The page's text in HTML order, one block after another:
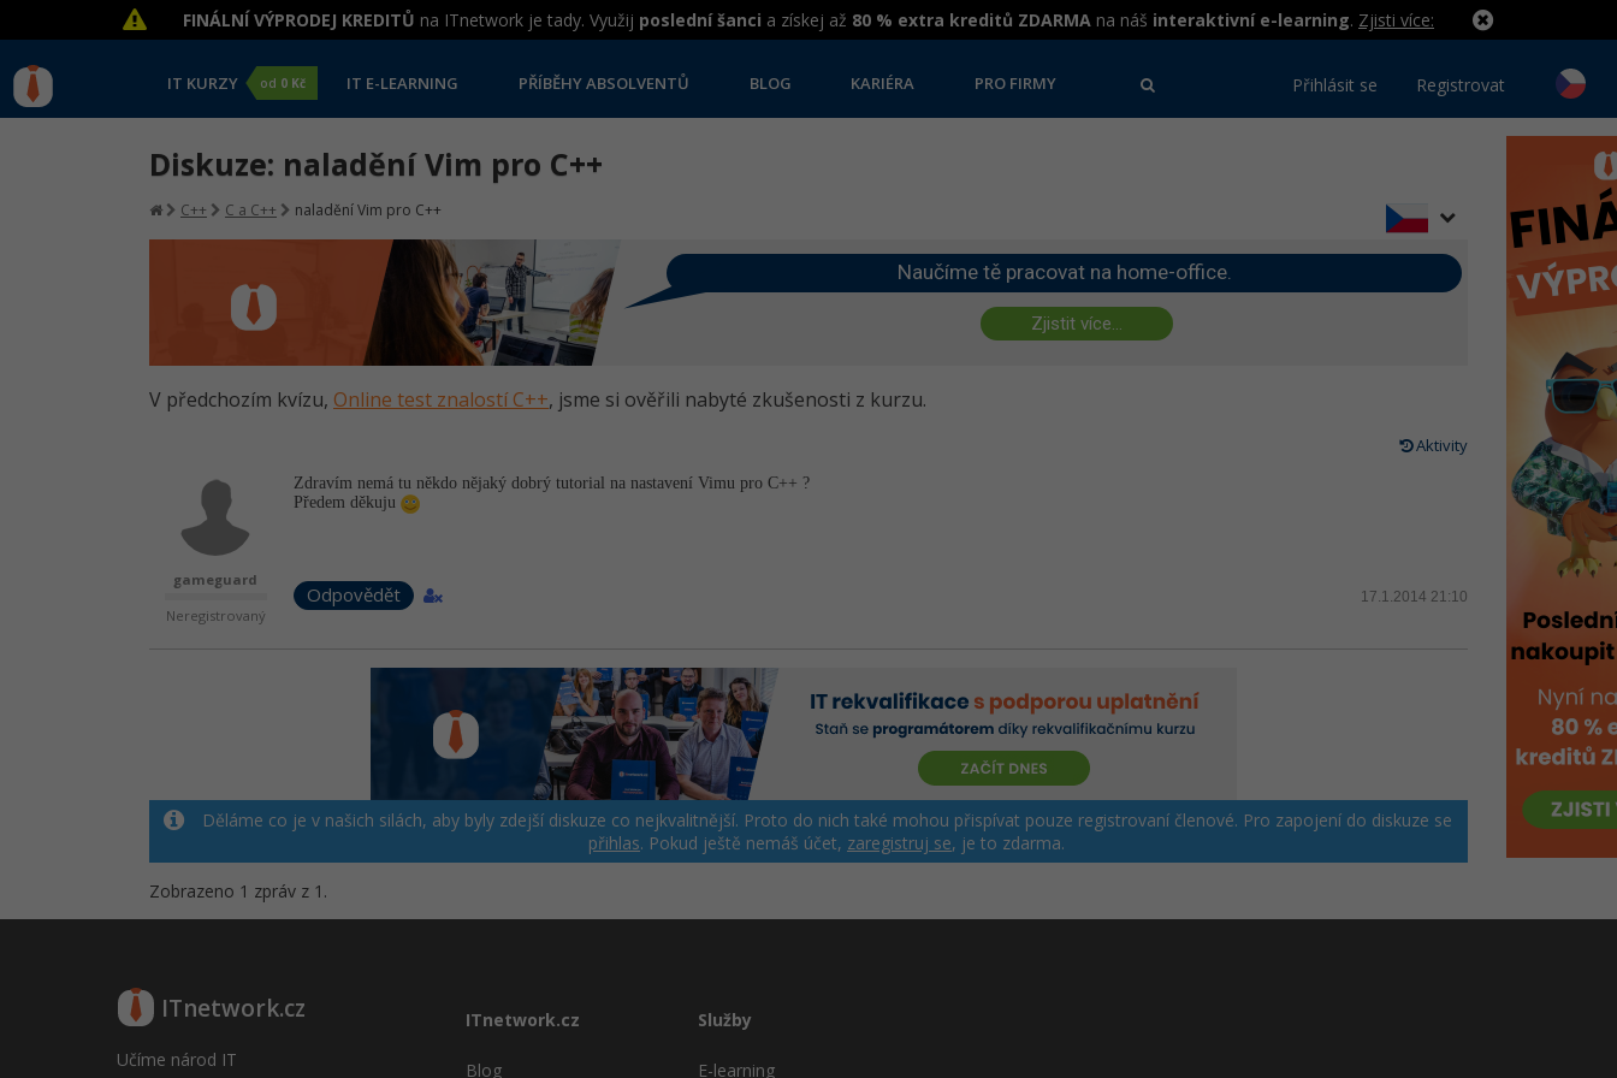
FINÁLNÍ VÝPRODEJ KREDITŮ na ITnetwork je tady. Využij poslední šanci a získej až 80 % extra kreditů ZDARMA na náš interaktivní e-learning. Zjisti více:
IT KURZY od 0 Kč IT E-LEARNING PŘÍBĚHY ABSOLVENTŮ BLOG KARIÉRA PRO FIRMY Přihlásit se Registrovat
Diskuze: naladění Vim pro C++
C++ C a C++ naladění Vim pro C++
Naučíme tě pracovat na home-office.
Zjistit více...
V předchozím kvízu, Online test znalostí C++, jsme si ověřili nabyté zkušenosti z kurzu.
Aktivity
gameguard
Neregistrovaný
Zdravím nemá tu někdo nějaký dobrý tutorial na nastavení Vimu pro C++ ?
Předem děkuju
Odpovědět 17.1.2014 21:10
Děláme co je v našich silách, aby byly zdejší diskuze co nejkvalitnější. Proto do nich také mohou přispívat pouze registrovaní členové. Pro zapojení do diskuze se
přihlas. Pokud ještě nemáš účet, zaregistruj se, je to zdarma.
Zobrazeno 1 zpráv z 1.
ITnetwork.cz
Učíme národ IT
ITnetwork.cz
Blog
Služby
E-learning